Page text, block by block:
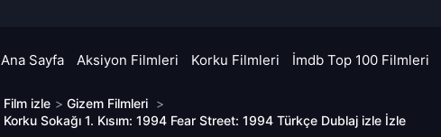
Ana Sayfa Aksiyon Filmleri Korku Filmleri İmdb Top 100 Filmleri
Film izle > Gizem Filmleri >
Korku Sokağı 1. Kısım: 1994 Fear Street: 1994 Türkçe Dublaj izle İzle